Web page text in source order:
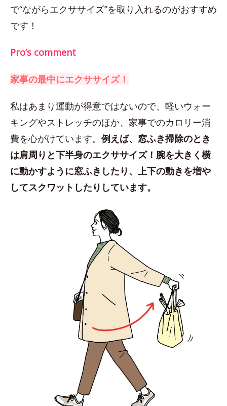
で“ながらエクササイズ”を取り入れるのがおすすめ
です！
Pro’s comment
家事の最中にエクササイズ！
私はあまり運動が得意ではないので、軽いウォー
キングやストレッチのほか、家事でのカロリー消
費を心がけています。 例えば、窓ふき掃除のとき
は肩周りと下半身のエクササイズ！腕を大きく横
に動かすように窓ふきしたり、上下の動きを増や
してスクワットしたりしています。